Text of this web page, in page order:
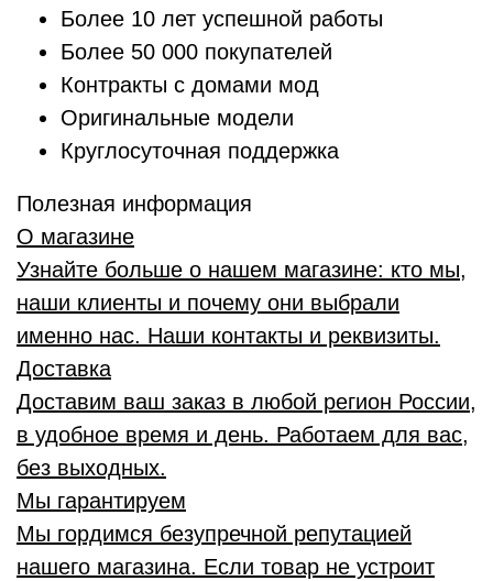
Более 10 лет успешной работы
Более 50 000 покупателей
Контракты с домами мод
Оригинальные модели
Круглосуточная поддержка
Полезная информация
О магазине
Узнайте больше о нашем магазине: кто мы,
наши клиенты и почему они выбрали
именно нас. Наши контакты и реквизиты.
Доставка
Доставим ваш заказ в любой регион России,
в удобное время и день. Работаем для вас,
без выходных.
Мы гарантируем
Мы гордимся безупречной репутацией
нашего магазина. Если товар не устроит